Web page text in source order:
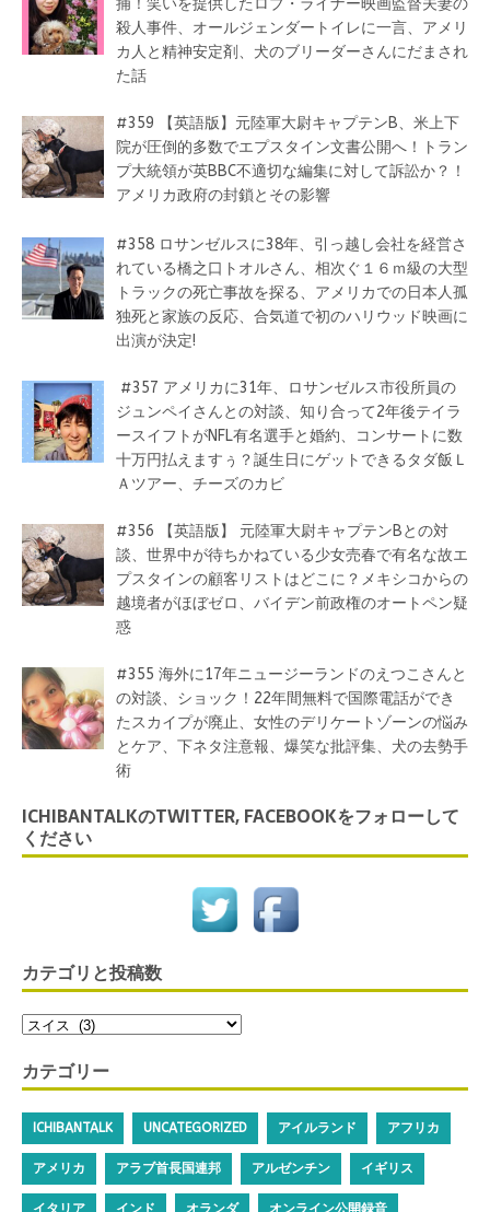
捕！笑いを提供したロブ・ライナー映画監督夫妻の
殺人事件、オールジェンダートイレに一言、アメリ
カ人と精神安定剤、犬のブリーダーさんにだまされ
た話
#359 【英語版】元陸軍大尉キャプテンB、米上下
院が圧倒的多数でエプスタイン文書公開へ！トラン
プ大統領が英BBC不適切な編集に対して訴訟か？！
アメリカ政府の封鎖とその影響
#358 ロサンゼルスに38年、引っ越し会社を経営さ
れている橋之口トオルさん、相次ぐ１６ｍ級の大型
トラックの死亡事故を探る、アメリカでの日本人孤
独死と家族の反応、合気道で初のハリウッド映画に
出演が決定!
#357 アメリカに31年、ロサンゼルス市役所員の
ジュンペイさんとの対談、知り合って2年後テイラ
ースイフトがNFL有名選手と婚約、コンサートに数
十万円払えますぅ？誕生日にゲットできるタダ飯Ｌ
Ａツアー、チーズのカビ
#356 【英語版】 元陸軍大尉キャプテンBとの対
談、世界中が待ちかねている少女売春で有名な故エ
プスタインの顧客リストはどこに？メキシコからの
越境者がほぼゼロ、バイデン前政権のオートペン疑
惑
#355 海外に17年ニュージーランドのえつこさんと
の対談、ショック！22年間無料で国際電話ができ
たスカイプが廃止、女性のデリケートゾーンの悩み
とケア、下ネタ注意報、爆笑な批評集、犬の去勢手
術
ICHIBANTALKのTWITTER, FACEBOOKをフォローして
ください
カテゴリと投稿数
カテゴリー
ICHIBANTALK UNCATEGORIZED アイルランド アフリカ
アメリカ アラブ首長国連邦 アルゼンチン イギリス
イタリア インド オランダ オンライン公開録音